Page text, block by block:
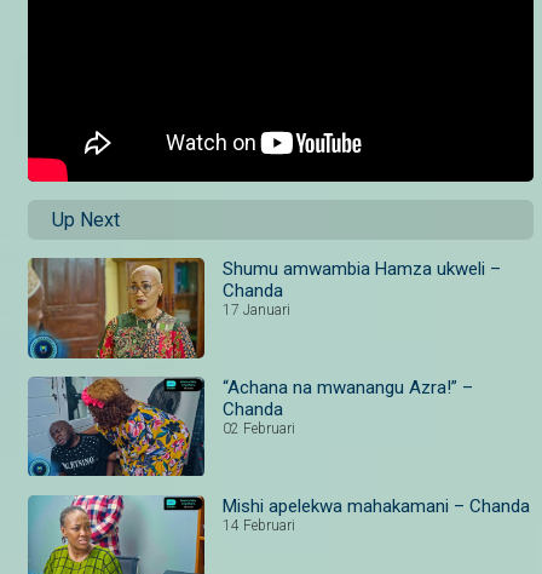
Up Next
Shumu amwambia Hamza ukweli –
Chanda
17 Januari
“Achana na mwanangu Azra!” –
Chanda
02 Februari
Mishi apelekwa mahakamani – Chanda
14 Februari